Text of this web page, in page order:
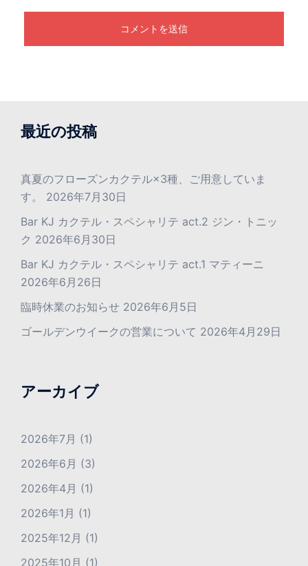
最近の投稿
真夏のフローズンカクテル×3種、ご用意していま
す。
2026年7月30日
Bar KJ カクテル・スペシャリテ act.2 ジン・トニッ
ク 2026年6月30日
Bar KJ カクテル・スペシャリテ act.1 マティーニ
2026年6月26日
臨時休業のお知らせ 2026年6月5日
ゴールデンウイークの営業について 2026年4月29日
アーカイブ
2026年7月 (1)
2026年6月 (3)
2026年4月 (1)
2026年1月 (1)
2025年12月 (1)
2025年10月 (1)